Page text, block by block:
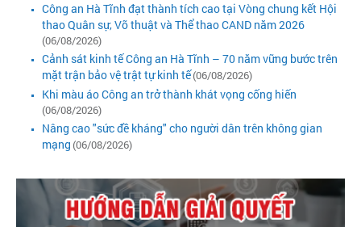
Công an Hà Tĩnh đạt thành tích cao tại Vòng chung kết Hội
thao Quân sự, Võ thuật và Thể thao CAND năm 2026
(06/08/2026)
Cảnh sát kinh tế Công an Hà Tĩnh – 70 năm vững bước trên
mặt trận bảo vệ trật tự kinh tế(06/08/2026)
Khi màu áo Công an trở thành khát vọng cống hiến
(06/08/2026)
Nâng cao "sức đề kháng" cho người dân trên không gian
mạng (06/08/2026)